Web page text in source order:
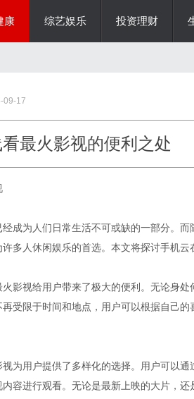
康 综艺娱乐 投资理财
09-17
最火影视的便利之处
成为人们日常生活不可或缺的一部分。
多人休闲娱乐的首选。本文将探讨手机云
影视给用户带来了极大的便利。无论身
受限于时间和地点，用户可以根据自己
为用户提供了多样化的选择。用户可以
容进行观看。无论是最新上映的大片，